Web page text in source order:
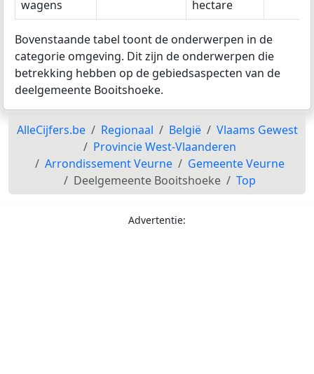
wagens
hectare
Bovenstaande tabel toont de onderwerpen in de
categorie omgeving. Dit zijn de onderwerpen die
betrekking hebben op de gebiedsaspecten van de
deelgemeente Booitshoeke.
AlleCijfers.be Regionaal België
Vlaams Gewest
Provincie West-Vlaanderen
Arrondissement Veurne
Gemeente Veurne
Deelgemeente Booitshoeke
Top
Advertentie: